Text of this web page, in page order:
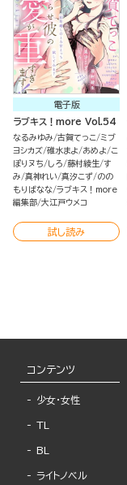
電子版
ラブキス！more Vol.54
なるみゆみ 古賀てっこ ミブ
ヨシカズ 碓水まよ あめよ
こ
ぽりヌち
しろ 藤村綾生 す
み 真神れい 真汐こず のの
もりばなな ラブキス！more
編集部 大江戸ウメコ
試し読み
コンテンツ
少女・女性
TL
BL
ライトノベル